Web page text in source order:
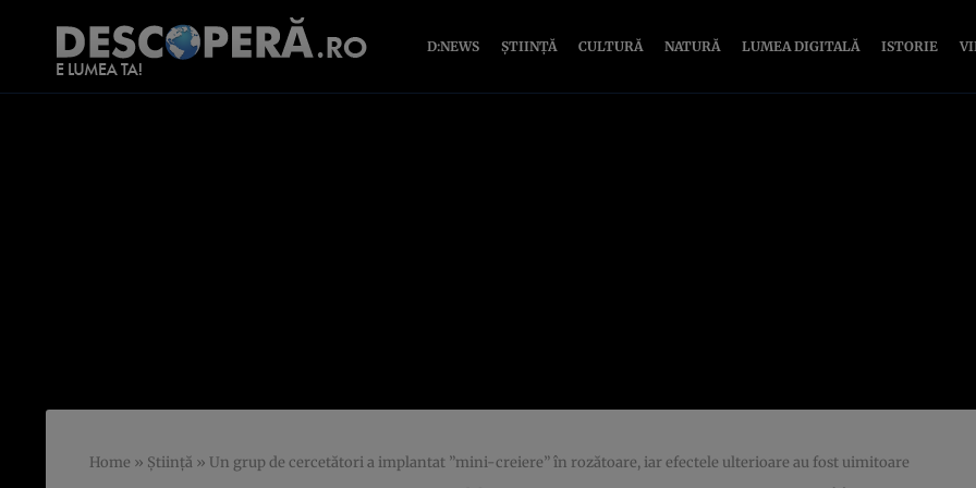
D:NEWS ȘTIINȚĂ CULTURĂ NATURĂ LUMEA DIGITALĂ ISTORIE
Home » Știință » Un grup de cercetători a implantat ”mini-creiere” în rozătoare, iar efectele ulterioare au fost uimitoare